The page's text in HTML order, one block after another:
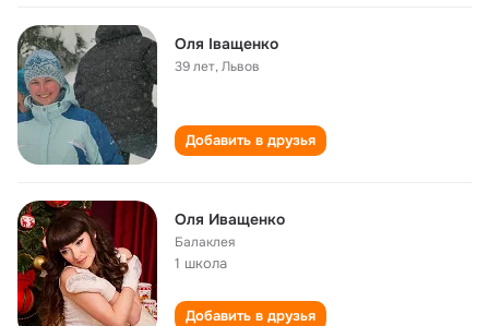
Оля Іващенко
39 лет,Львов
Добавить в друзья
Оля Иващенко
Балаклея
1 школа
Добавить в друзья